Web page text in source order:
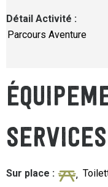
Détail Activité :
Parcours Aventure
SERVICES
Sur place :